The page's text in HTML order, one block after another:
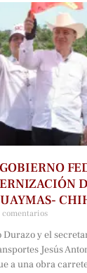
comentarios
Durazo y el
Jesús
a una obra